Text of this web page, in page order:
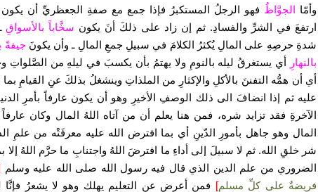
وأمّا الجوَّاظُ فهو الرجلُ المستكبرُ فإذا جمع مع صفةِ الجعظريِّ أن
ارتفعَ في الشرِّ والفسادِ. ثم إن زاد على ذلكَ أنَ يكون سخَّاباً بالأسواقِ
شدةِ حرصِهِ على المالِ يُكثرُ الكلامَ في سبيلِ جمعِ المالِ ـ وأن يكونَجيفةً
بالنهارِ أي يستغرقُ ليله بالنومِ ولا يهتمُ بأن يكسبَ في ليلهِ من الصَّلواتِ
أي أن همُّه التفننَ بالأكلِ والإكثارِ من الملذاتِ وينشغلُ بذلكَ عنِ القيامِ بما
عليه ثم إذا انضافَ الى ذلك الوصفِ الأخيرِ وهو أن يكون عارفاً بأمرِ الدنيا
الآخرةِ فقد تزايد شره، فمن هنا يعلم أن من آتاه اللهُ المال وكان
المال وهو جاهل بأمورِ الدّينِ أي بما افترض الله عليه معرفَتْه من علمِ
شر خلقِ الله. ثم لا سبيلَ إلى أداءِ ما افترضَ اللهُ واجتنابِ ما حرَّم اللهُ إلا
الضروري من علم الدين الذي قال فيه رسول الله صلى الله عليه وسلم
فريضةٌ على كلِّ مسلمٍ] فمن أعرض عن التعليم يهلك وهو لا يشعرُ فإنَّا